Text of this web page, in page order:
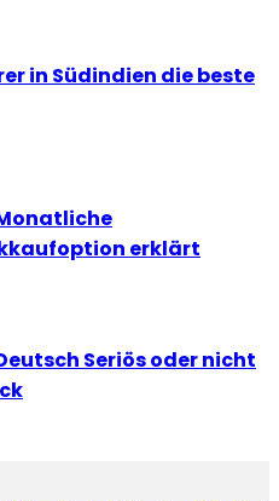
in Südindien die beste
erklärt
Seriös oder nicht